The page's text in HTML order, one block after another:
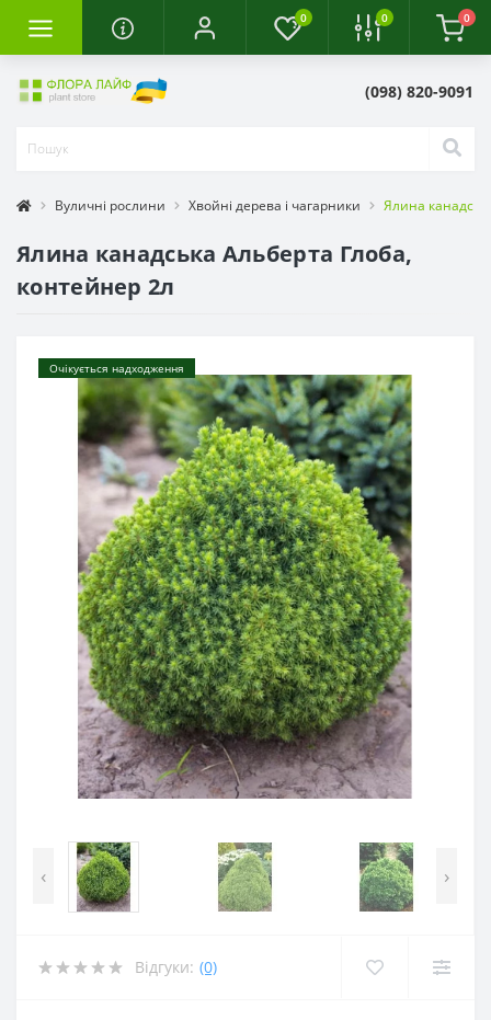
0 0 0
(098) 820-9091
Вуличні рослини Хвойні дерева і чагарники Ялина
Ялина канадська Альберта Глоба,
контейнер 2л
Очікується надходження
‹ ›
Відгуки: (0)